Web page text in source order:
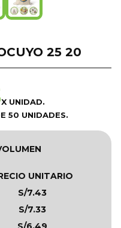
25 20
X UNIDAD.
50 UNIDADES.
UNITARIO
S/7.43
S/7.33